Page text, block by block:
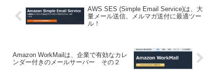
AWS SES (Simple Email Service)は、大
量メール送信、メルマガ送付に最適ツー
ル！
Amazon WorkMailは、企業で有効なカレ
ンダー付きのメールサーバー その２